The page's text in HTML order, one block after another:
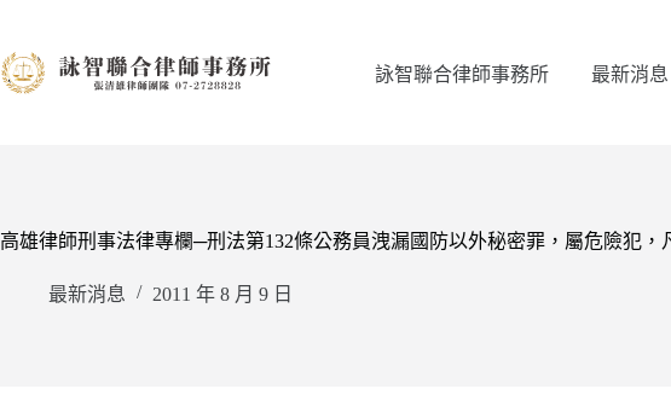
主
詠智聯合律師事務所 最新消息
高雄律師刑事法律專欄─刑法第132條公務員洩漏國防以外秘密罪，屬危險犯
最新消息 2011 年 8 月 9 日